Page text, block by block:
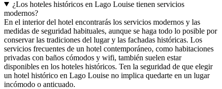
¿Los hoteles históricos en Lago Louise tienen servicios
modernos?
En el interior del hotel encontrarás los servicios modernos y las
medidas de seguridad habituales, aunque se haga todo lo posible por
conservar las tradiciones del lugar y las fachadas históricas. Los
servicios frecuentes de un hotel contemporáneo, como habitaciones
privadas con baños cómodos y wifi, también suelen estar
disponibles en los hoteles históricos. Ten la seguridad de que elegir
un hotel histórico en Lago Louise no implica quedarte en un lugar
incómodo o anticuado.